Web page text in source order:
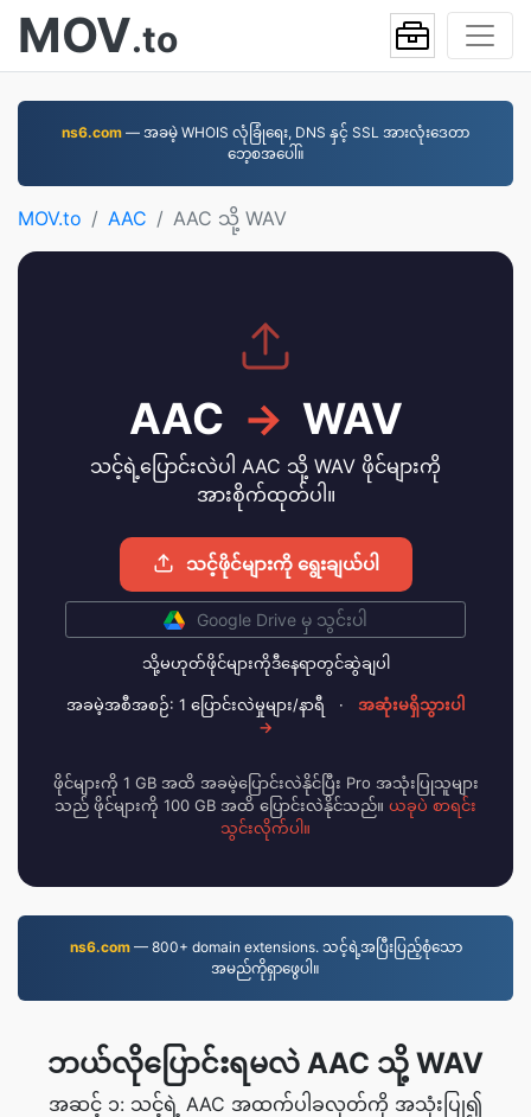
MOV.to
ns6.com — အခမဲ့ WHOIS လုံခြုံရေး, DNS နှင့် SSL အားလုံးဒေတာ
ဘေ့စအပေါ်။
MOV.to AAC AAC သို့ WAV
AAC → WAV
သင့်ရဲ့ပြောင်းလဲပါ AAC သို့ WAV ဖိုင်များကို
အားစိုက်ထုတ်ပါ။
သင့်ဖိုင်များကို ရွေးချယ်ပါ
Google Drive မှ သွင်းပါ
သို့မဟုတ်ဖိုင်များကိုဒီနေရာတွင်ဆွဲချပါ
အခမဲ့အစီအစဉ်: 1 ပြောင်းလဲမှုများ/နာရီ ·
အဆုံးမရှိသွားပါ
→
ဖိုင်များကို 1 GB အထိ အခမဲ့ပြောင်းလဲနိုင်ပြီး Pro အသုံးပြုသူများ
သည် ဖိုင်များကို 100 GB အထိ ပြောင်းလဲနိုင်သည်။ ယခုပဲ စာရင်း
သွင်းလိုက်ပါ။
ns6.com— 800+ domain extensions. သင့်ရဲ့အပြီးပြည့်စုံသော
အမည်ကိုရှာဖွေပါ။
ဘယ်လိုပြောင်းရမလဲ AAC သို့ WAV
အဆင့် ၁: သင့်ရဲ့ AAC အထက်ပါခလုတ်ကို အသုံးပြု၍